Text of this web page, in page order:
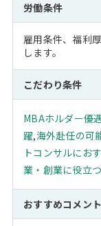
労働条件
雇用条件、福利
します。
こだわり条件
MBAホルダー優
躍,海外赴任の可
トコンサルにお
業・創業に役立つ
おすすめコメント